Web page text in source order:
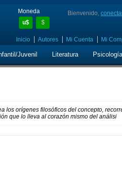
Moneda
u$
$
Bienvenido,
Inicio Autores Mi Cuenta Mi
Juvenil Literatura Psicología
los orígenes filosóficos del concepto,
que lo lleva al corazón mismo del análisi